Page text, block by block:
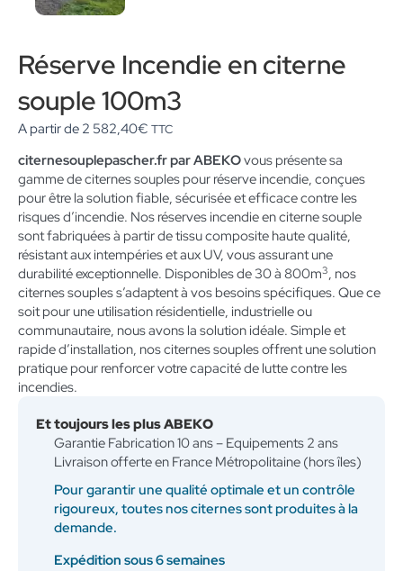
Réserve Incendie en citerne
souple 100m3
A partir de 2 582,40€ TTC
citernesouplepascher.fr par ABEKOvous présente sa
gamme de citernes souples pour réserve incendie, conçues
pour être la solution fiable, sécurisée et efficace contre les
risques d’incendie. Nos réserves incendie en citerne souple
sont fabriquées à partir de tissu composite haute qualité,
résistant aux intempéries et aux UV, vous assurant une
durabilité exceptionnelle. Disponibles de 30 à 800m3, nos
citernes souples s’adaptent à vos besoins spécifiques. Que ce
soit pour une utilisation résidentielle, industrielle ou
communautaire, nous avons la solution idéale. Simple et
rapide d’installation, nos citernes souples offrent une solution
pratique pour renforcer votre capacité de lutte contre les
incendies.
Et toujours les plus ABEKO
Garantie Fabrication 10 ans – Equipements 2 ans
Livraison offerte en France Métropolitaine (hors îles)
Pour garantir une qualité optimale et un contrôle
rigoureux, toutes nos citernes sont produites à la
demande.
Expédition sous 6 semaines